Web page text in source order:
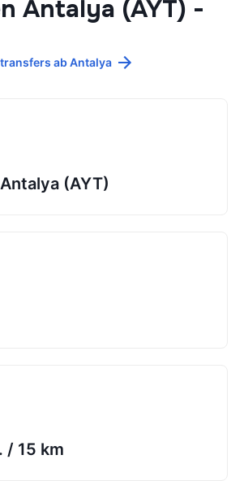
Antalya (AYT) -
ab Antalya
(AYT)
/ 15 km